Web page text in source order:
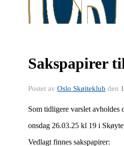
Sakspapirer
Postet av Oslo Skøiteklub den
Som tidligere varslet avholdes
onsdag 26.03.25 kl 19 i
Vedlagt finnes sakspapirer: